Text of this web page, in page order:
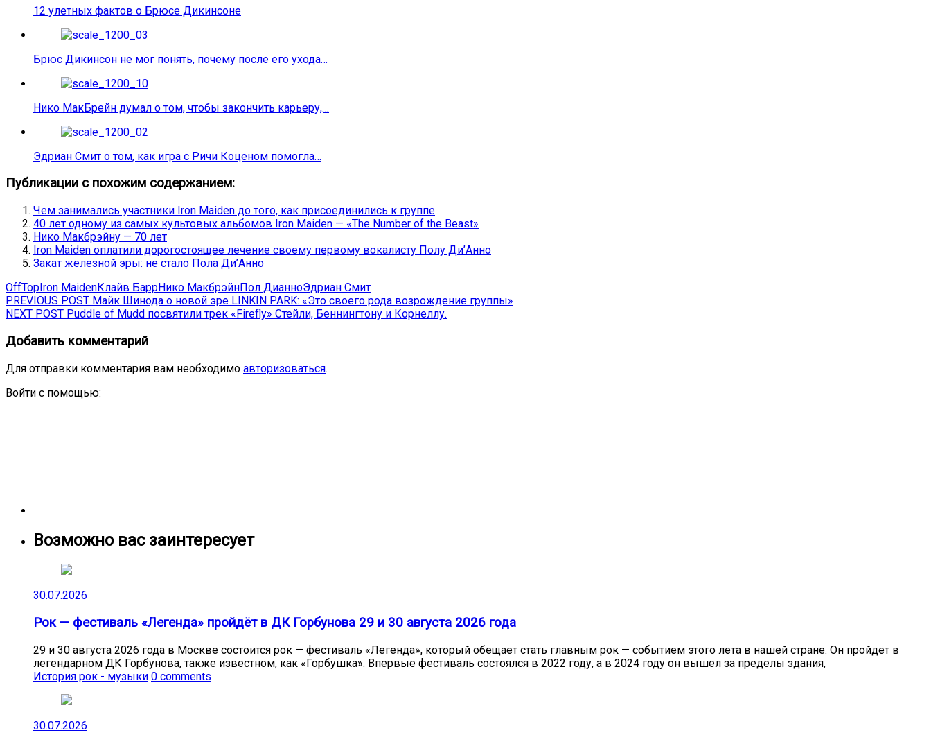
12 улетных фактов о Брюсе Дикинсоне
Брюс Дикинсон не мог понять, почему после его ухода…
Нико МакБрейн думал о том, чтобы закончить карьеру,…
Эдриан Смит о том, как игра с Ричи Коценом помогла…
Публикации с похожим содержанием:
Чем занимались участники Iron Maiden до того, как присоединились к группе
40 лет одному из самых культовых альбомов Iron Maiden — «The Number of the Beast»
Нико Макбрэйну — 70 лет
Iron Maiden оплатили дорогостоящее лечение своему первому вокалисту Полу Ди’Анно
Закат железной эры: не стало Пола Ди’Анно
OffTopIron MaidenКлайв БаррНико МакбрэйнПол ДианноЭдриан Смит
Навигация
по
записям
PREVIOUS POST Previous
post:
Майк Шинода о новой эре LINKIN PARK: «Это своего рода возрождение группы»
NEXT POST Next
Puddle of Mudd посвятили трек «Firefly» Стейли, Беннингтону и Корнеллу.
Добавить комментарий
Для отправки комментария вам необходимо авторизоваться.
Войти с помощью:
Возможно вас заинтересует
30.07.2026
Рок — фестиваль «Легенда» пройдёт в ДК Горбунова 29 и 30 августа 2026 года
29 и 30 августа 2026 года в Москве состоится рок — фестиваль «Легенда», который обещает стать главным рок — событием этого лета в нашей стране. Он пройдёт в
легендарном ДК Горбунова, также известном, как «Горбушка». Впервые фестиваль состоялся в 2022 году, а в 2024 году он вышел за пределы здания,
История рок - музыки 0 comments
30.07.2026